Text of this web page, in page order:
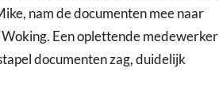
nam de documenten mee naar
Een oplettende medewerker
documenten zag, duidelijk